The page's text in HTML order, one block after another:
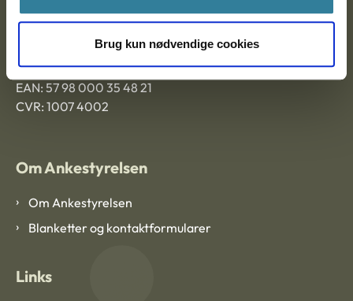
Brug kun nødvendige cookies
Ankestyrelsen København
EAN: 57 98 000 35 48 21
CVR: 1007 4002
Om Ankestyrelsen
Om Ankestyrelsen
Blanketter og kontaktformularer
Links